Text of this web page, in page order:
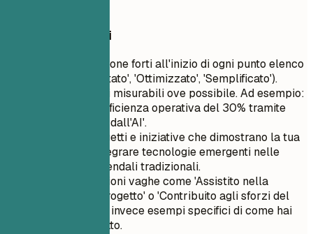
Consigli rapidi
Usa verbi d'azione forti all'inizio di ogni punto elenco
(es. 'Implementato', 'Ottimizzato', 'Semplificato').
Includi risultati misurabili ove possibile. Ad esempio:
'Aumentato l'efficienza operativa del 30% tramite
analisi guidate dall'AI'.
Evidenzia progetti e iniziative che dimostrano la tua
capacità di integrare tecnologie emergenti nelle
operazioni aziendali tradizionali.
Evita affermazioni vaghe come 'Assistito nella
gestione del progetto' o 'Contribuito agli sforzi del
team'. Fornisci invece esempi specifici di come hai
avuto un impatto.